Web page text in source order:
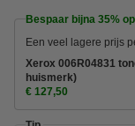
Bespaar bijna 35%
Een veel lagere prijs
Xerox 006R04831
huismerk)
€ 127,50